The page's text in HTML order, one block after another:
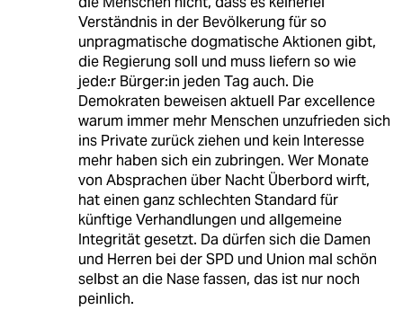
Verständnis in der Bevölkerung für so
unpragmatische dogmatische Aktionen gibt,
die Regierung soll und muss liefern so wie
jede:r Bürger:in jeden Tag auch. Die
Demokraten beweisen aktuell Par excellence
warum immer mehr Menschen unzufrieden sich
ins Private zurück ziehen und kein Interesse
mehr haben sich ein zubringen. Wer Monate
von Absprachen über Nacht Überbord wirft,
hat einen ganz schlechten Standard für
künftige Verhandlungen und allgemeine
Integrität gesetzt. Da dürfen sich die Damen
und Herren bei der SPD und Union mal schön
selbst an die Nase fassen, das ist nur noch
peinlich.